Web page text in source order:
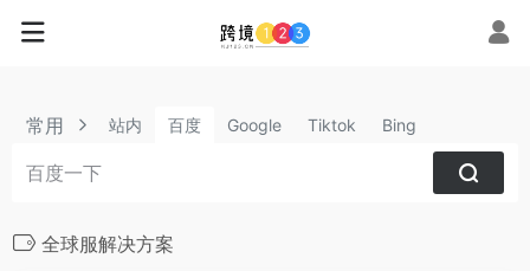
常用 站内 百度 Google Tiktok Bing
全球服解决方案